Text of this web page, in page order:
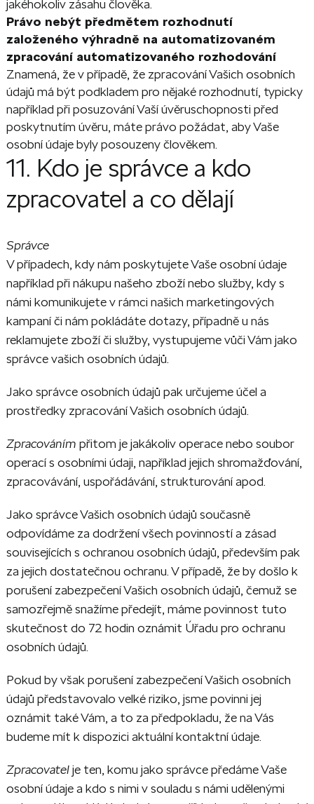
jakéhokoliv zásahu člověka.
Právo nebýt předmětem rozhodnutí
založeného výhradně na automatizovaném
zpracování automatizovaného rozhodování
Znamená, že v případě, že zpracování Vašich osobních
údajů má být podkladem pro nějaké rozhodnutí, typicky
například při posuzování Vaší úvěruschopnosti před
poskytnutím úvěru, máte právo požádat, aby Vaše
osobní údaje byly posouzeny člověkem.
11. Kdo je správce a kdo
zpracovatel a co dělají
Správce
V případech, kdy nám poskytujete Vaše osobní údaje
například při nákupu našeho zboží nebo služby, kdy s
námi komunikujete v rámci našich marketingových
kampaní či nám pokládáte dotazy, případně u nás
reklamujete zboží či služby, vystupujeme vůči Vám jako
správce vašich osobních údajů.
Jako správce osobních údajů pak určujeme účel a
prostředky zpracování Vašich osobních údajů.
Zpracováním přitom je jakákoliv operace nebo soubor
operací s osobními údaji, například jejich shromažďování,
zpracovávání, uspořádávání, strukturování apod.
Jako správce Vašich osobních údajů současně
odpovídáme za dodržení všech povinností a zásad
souvisejících s ochranou osobních údajů, především pak
za jejich dostatečnou ochranu. V případě, že by došlo k
porušení zabezpečení Vašich osobních údajů, čemuž se
samozřejmě snažíme předejít, máme povinnost tuto
skutečnost do 72 hodin oznámit Úřadu pro ochranu
osobních údajů.
Pokud by však porušení zabezpečení Vašich osobních
údajů představovalo velké riziko, jsme povinni jej
oznámit také Vám, a to za předpokladu, že na Vás
budeme mít k dispozici aktuální kontaktní údaje.
Zpracovatelje ten, komu jako správce předáme Vaše
osobní údaje a kdo s nimi v souladu s námi udělenými